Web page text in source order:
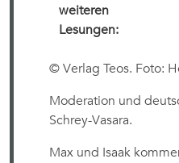
weiteren
Lesungen:
© Verlag Teos. Foto:
Moderation und
Schrey-Vasara.
Max und Isaak